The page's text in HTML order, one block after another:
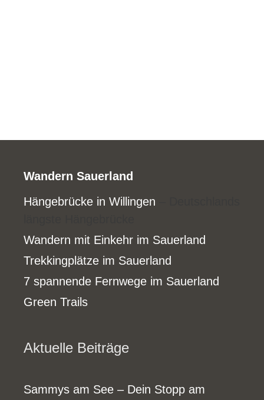
Wandern Sauerland
Hängebrücke in Willingen
Wandern mit Einkehr im Sauerland
Trekkingplätze im Sauerland
7 spannende Fernwege im Sauerland
Green Trails
Aktuelle Beiträge
Sammys am See – Dein Stopp am